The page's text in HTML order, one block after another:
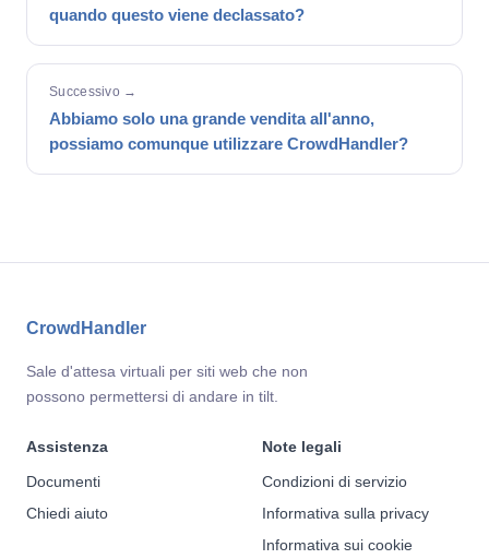
quando questo viene declassato?
Successivo →
Abbiamo solo una grande vendita all'anno,
possiamo comunque utilizzare CrowdHandler?
CrowdHandler
Sale d'attesa virtuali per siti web che non
possono permettersi di andare in tilt.
Assistenza
Documenti
Chiedi aiuto
Note legali
Condizioni di servizio
Informativa sulla privacy
Informativa sui cookie